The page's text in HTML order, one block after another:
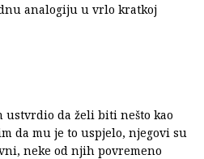
analogiju u vrlo kratkoj
ustvrdio da želi biti nešto kao
da mu je to uspjelo, njegovi su
neke od njih povremeno